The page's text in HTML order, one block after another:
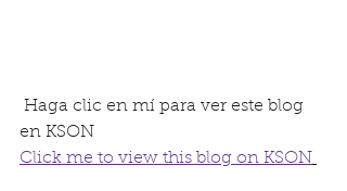
en KSON
Click me to view this blog on KSON